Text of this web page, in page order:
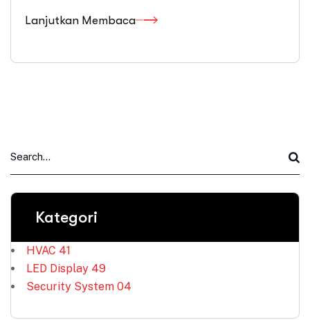
Lanjutkan Membaca
Kategori
HVAC 41
LED Display 49
Security System 04